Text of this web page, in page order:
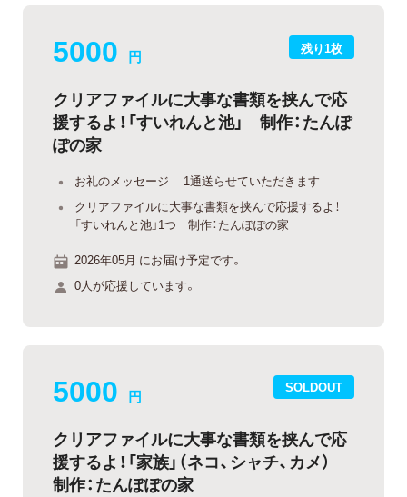
残り1枚
5000 円
クリアファイルに大事な書類を挟んで応
援するよ！「すいれんと池」 制作：たんぽ
ぽの家
お礼のメッセージ 1通送らせていただきます
クリアファイルに大事な書類を挟んで応援するよ！
「すいれんと池」1つ 制作：たんぽぽの家
2026年05月 にお届け予定です。
0人が応援しています。
SOLDOUT
5000 円
クリアファイルに大事な書類を挟んで応
援するよ！「家族」（ネコ、シャチ、カメ）
制作：たんぽぽの家